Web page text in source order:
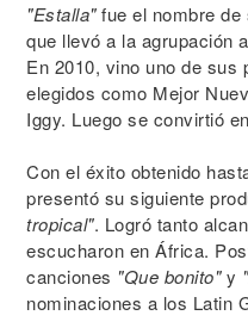
"Estalla"fue el nombre de
que llevó a la agrupación
En 2010, vino uno de
elegidos como Mejor
Iggy. Luego se convirtió
Con el éxito obtenido
presentó su siguiente
tropical". Logró tanto
escucharon en África.
canciones "Que bonito"y
nominaciones a los Latin